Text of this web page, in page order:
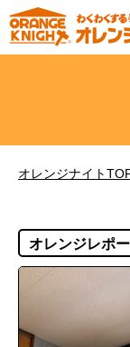
オレンジナイト
オレンジレポ